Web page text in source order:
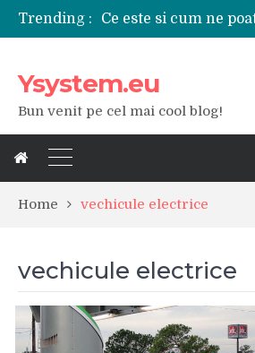
Trending :
Ysystem.eu
Bun venit pe cel mai cool blog!
Home vechicule electrice
vechicule electrice